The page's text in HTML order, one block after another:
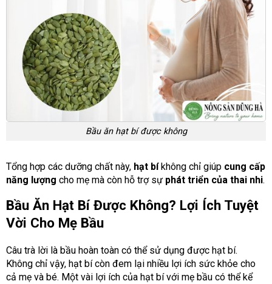
Bầu ăn hạt bí được không
Tổng hợp các dưỡng chất này, hạt bíkhông chỉ giúp cung cấp
năng lượng cho mẹ mà còn hỗ trợ sự phát triển của thai nhi.
Bầu Ăn Hạt Bí Được Không? Lợi Ích Tuyệt
Vời Cho Mẹ Bầu
Câu trà lời là bầu hoàn toàn có thể sử dụng được hạt bí.
Không chỉ vậy, hạt bí còn đem lại nhiều lợi ích sức khỏe cho
cả mẹ và bé. Một vài lợi ích của hạt bí với mẹ bầu có thể kể